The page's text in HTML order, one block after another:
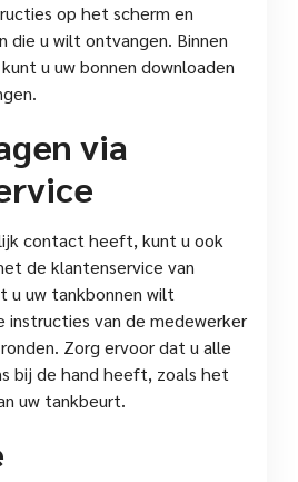
op het scherm en
die u wilt ontvangen. Binnen
u uw bonnen downloaden
via
contact heeft, kunt u ook
de klantenservice van
u uw tankbonnen wilt
instructies van de medewerker
Zorg ervoor dat u alle
bij de hand heeft, zoals het
uw tankbeurt.